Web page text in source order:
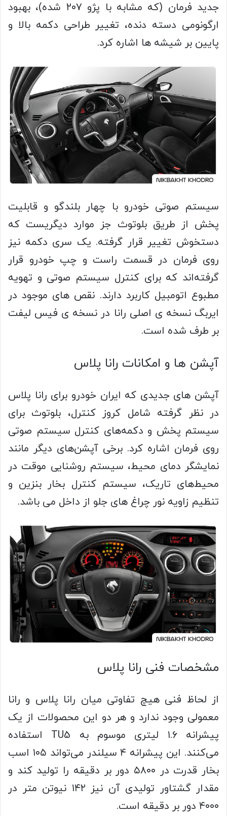
جدید فرمان (که مشابه با پژو ۲۰۷ شده)، بهبود
ارگونومی دسته دنده، تغییر طراحی دکمه بالا و
پایین بر شیشه ها اشاره کرد.
سیستم صوتی خودرو با چهار بلندگو و قابلیت
پخش از طریق بلوتوث جز موارد دیگریست که
دستخوش تغییر قرار گرفته. یک سری دکمه نیز
روی فرمان در قسمت راست و چپ خودرو قرار
گرفته‌اند که برای کنترل سیستم صوتی و تهویه
مطبوع اتومبیل کاربرد دارند. نقص های موجود در
ایربگ نسخه ی اصلی رانا در نسخه ی فیس لیفت
بر طرف شده است.
آپشن ها و امکانات رانا پلاس
آپشن های جدیدی که ایران خودرو برای رانا پلاس
در نظر گرفته شامل کروز کنترل، بلوتوث برای
سیستم پخش و دکمه‌های کنترل سیستم صوتی
روی فرمان اشاره کرد. برخی آپشن‌های دیگر مانند
نمایشگر دمای محیط، سیستم روشنایی موقت در
محیط‌های تاریک، سیستم کنترل بخار بنزین و
تنظیم زاویه نور چراغ های جلو از داخل می باشد.
مشخصات فنی رانا پلاس
از لحاظ فنی هیچ‌ تفاوتی میان رانا پلاس و رانا
معمولی وجود ندارد و هر دو این محصولات از یک
پیشرانه ۱.۶ لیتری موسوم به TU5 استفاده
می‌کنند. این پیشرانه ۴ سیلندر می‌تواند ۱۰۵ اسب
بخار قدرت در ۵۸۰۰ دور بر دقیقه را تولید کند و
مقدار گشتاور تولیدی آن نیز ۱۴۲ نیوتن متر در
۴۰۰۰ دور بر دقیقه است.